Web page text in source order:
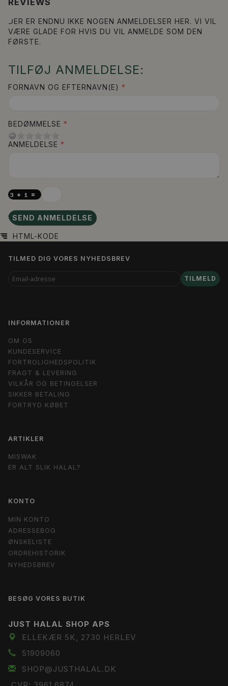
REVIEWS
DER ER ENDNU IKKE NOGEN ANMELDELSER HER. VI VIL
VÆRE GLADE FOR HVIS DU VIL ANMELDE SOM DEN
FØRSTE.
TILFØJ ANMELDELSE:
FORNAVN OG EFTERNAVN(E)
BEDØMMELSE
ANMELDELSE
SEND ANMELDELSE
HTML-KODE
TILMED DIG VORES NYHEDSBREV
EMAIL-
ADRESSE
TILMELD
INFORMATIONER
OM OS
KUNDESERVICE
FORTROLIGHEDSPOLITIK
FRAGT & LEVERING
VILKÅR OG BETINGELSER
SIKKER BETALING
FORTRYD KØBET
ARTIKLER
MISWAK
ER ALT SLIK HALAL?
KONTO
MIN KONTO
ADRESSEBOG
ØNSKELISTE
ORDREHISTORIK
NYHEDSBREV
BESØG VORES BUTIK
JUST HALAL SHOP APS
ELLEKÆR 5K, 2730 HERLEV
51909060
SHOP@JUSTHALAL.DK